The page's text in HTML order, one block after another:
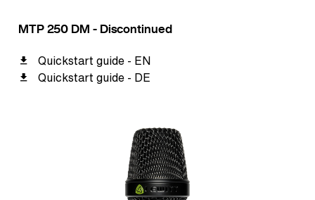
MTP 250 DM - Discontinued
Quickstart guide - EN
Quickstart guide - DE